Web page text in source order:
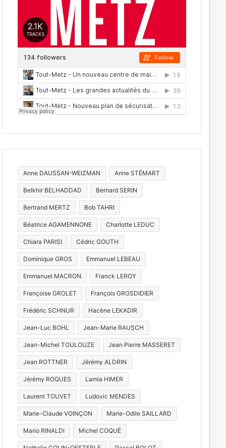
Anne DAUSSAN-WEIZMAN Anne STÉMART
Belkhir BELHADDAD Bernard SERIN
Bertrand MERTZ Bob TAHRI
Béatrice AGAMENNONE Charlotte LEDUC
Chiara PARISI Cédric GOUTH
Dominique GROS Emmanuel LEBEAU
Emmanuel MACRON Franck LEROY
Françoise GROLET François GROSDIDIER
Frédéric SCHNUR Hacène LEKADIR
Jean-Luc BOHL Jean-Marie RAUSCH
Jean-Michel TOULOUZE Jean Pierre MASSERET
Jean ROTTNER Jérémy ALDRIN
Jérémy ROQUES Lamia HIMER
Laurent TOUVET Ludovic MENDES
Marie-Claude VOINÇON Marie-Odile SAILLARD
Mario RINALDI Michel COQUÉ